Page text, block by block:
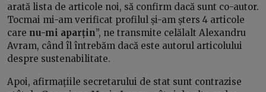
arată lista de articole noi, să confirm dacă sunt co-autor.
Tocmai mi-am verificat profilul și-am șters 4 articole
care nu-mi aparțin”, ne transmite celălalt Alexandru
Avram, când îl întrebăm dacă este autorul articolului
despre sustenabilitate.
Apoi, afirmațiile secretarului de stat sunt contrazise